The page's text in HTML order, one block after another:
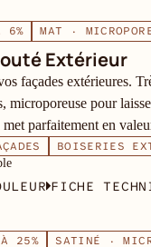
6% MAT ·
Extérieur
façades extérieures.
microporeuse pour
parfaitement en
BOISERIES
FICHE
25% SATINÉ ·